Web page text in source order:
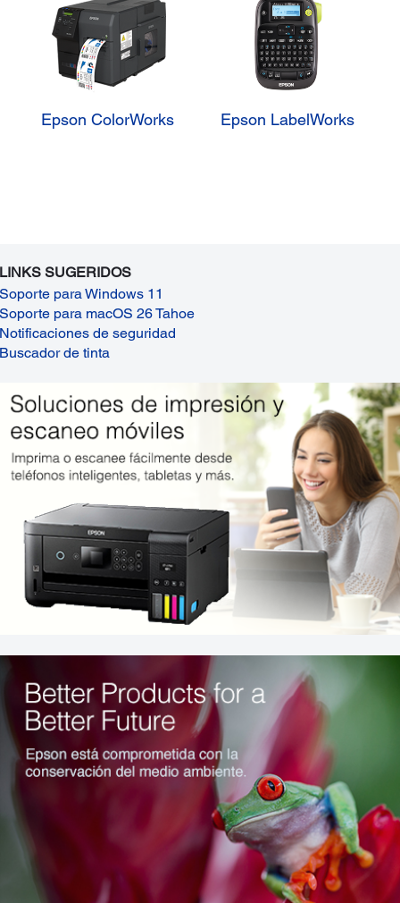
Epson ColorWorks Epson LabelWorks
LINKS SUGERIDOS
Soporte para Windows 11
Soporte para macOS 26 Tahoe
Notificaciones de seguridad
Buscador de tinta